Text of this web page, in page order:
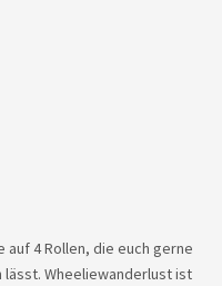
auf 4 Rollen, die euch gerne
lässt. Wheeliewanderlust ist